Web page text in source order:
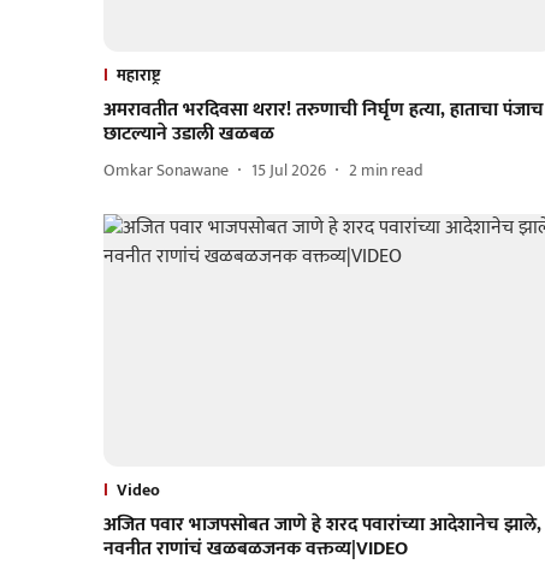
महाराष्ट्र
अमरावतीत भरदिवसा थरार! तरुणाची निर्घृण हत्या, हाताचा पंजाच
छाटल्याने उडाली खळबळ
Omkar Sonawane 15 Jul 2026 2min read
Video
अजित पवार भाजपसोबत जाणे हे शरद पवारांच्या आदेशानेच झाले,
नवनीत राणांचं खळबळजनक वक्तव्य|VIDEO